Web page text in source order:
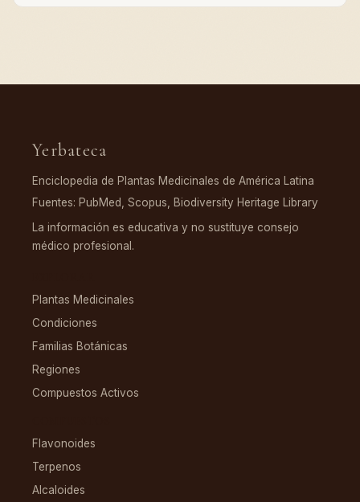
Yerbateca
Enciclopedia de Plantas Medicinales de América Latina
Fuentes: PubMed, Scopus, Biodiversity Heritage Library
La información es educativa y no sustituye consejo
médico profesional.
Plantas Medicinales
Condiciones
Familias Botánicas
Regiones
Compuestos Activos
Flavonoides
Terpenos
Alcaloides